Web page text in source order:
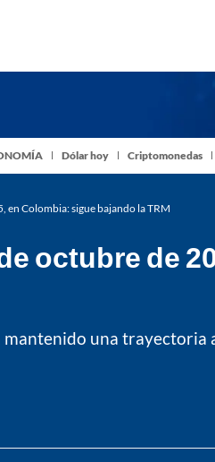
Dólar hoy Criptomonedas
en Colombia: sigue bajando la TRM
octubre de
una